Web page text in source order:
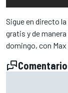
Sigue en directo
gratis y de
domingo, con